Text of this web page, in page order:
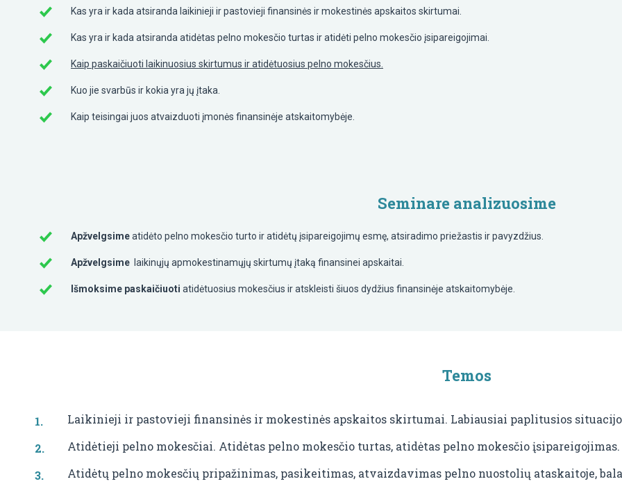
Kas yra ir kada atsiranda laikinieji ir pastovieji finansinės ir mokestinės apskaitos skirtumai.
Kas yra ir kada atsiranda atidėtas pelno mokesčio turtas ir atidėti pelno mokesčio įsipareigojimai.
Kaip paskaičiuoti laikinuosius skirtumus ir atidėtuosius pelno mokesčius.
Kuo jie svarbūs ir kokia yra jų įtaka.
Kaip teisingai juos atvaizduoti įmonės finansinėje atskaitomybėje.
Seminare analizuosime
Apžvelgsimeatidėto pelno mokesčio turto ir atidėtų įsipareigojimų esmę, atsiradimo priežastis ir pavyzdžius.
Apžvelgsime laikinųjų apmokestinamųjų skirtumų įtaką finansinei apskaitai.
Išmoksime paskaičiuoti atidėtuosius mokesčius ir atskleisti šiuos dydžius finansinėje atskaitomybėje.
Temos
Laikinieji ir pastovieji finansinės ir mokestinės apskaitos skirtumai. Labiausiai paplitusios
Atidėtieji pelno mokesčiai. Atidėtas pelno mokesčio turtas, atidėtas pelno mokesčio įsipareigojimas.
Atidėtų pelno mokesčių pripažinimas, pasikeitimas, atvaizdavimas pelno nuostolių ataskaitoje,